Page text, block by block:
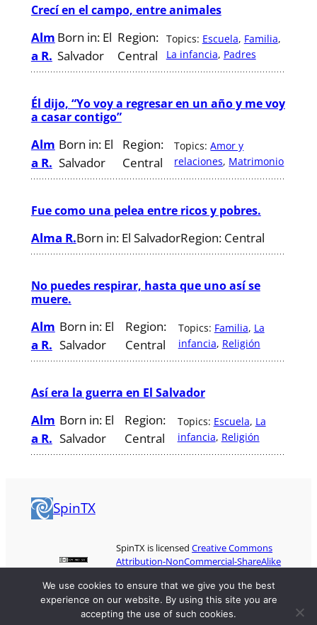
Crecí en el campo, entre animales
Alm
a R.
Born in: El
Salvador
Region:
Central
Topics: Escuela, Familia
La infancia, Padres
Él dijo, “Yo voy a regresar en un año y me voy
a casar contigo”
Alm
a R.
Born in: El
Salvador
Region:
Central
Topics:Amor y
relaciones, Matrimonio
Fue como una pelea entre ricos y pobres.
Alma R.Born in: El SalvadorRegion: Central
No puedes respirar, hasta que uno así se
muere.
Alm
a R.
Born in: El
Salvador
Region:
Central
Topics: Familia, La
infancia, Religión
Así era la guerra en El Salvador
Alm
a R.
Born in: El
Salvador
Region:
Central
Topics: Escuela, La
infancia, Religión
SpinTX
SpinTX is licensedCreative Commons
Attribution-NonCommercial-ShareAlike
We use cookies to ensure that we give you the best
experience on our website. By using this site you are
accepting the use of such cookies.